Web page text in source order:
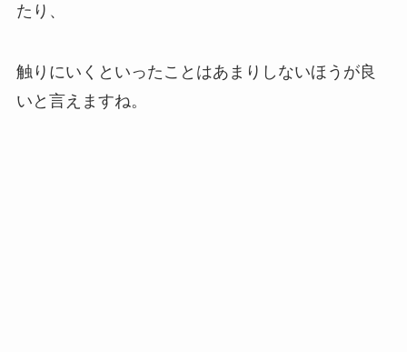
たり、
触りにいくといったことはあまりしないほうが良
いと言えますね。